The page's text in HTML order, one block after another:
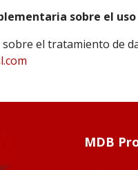
sobre el
el tratamiento de
MDB